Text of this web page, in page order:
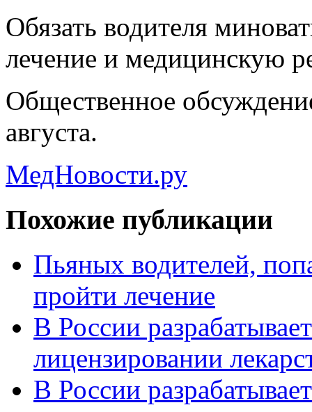
Обязать водителя
лечение и медицинскую
Общественное
августа.
МедНовости.ру
Похожие публикации
Пьяных водителей,
пройти лечение
В России
лицензировании
В России